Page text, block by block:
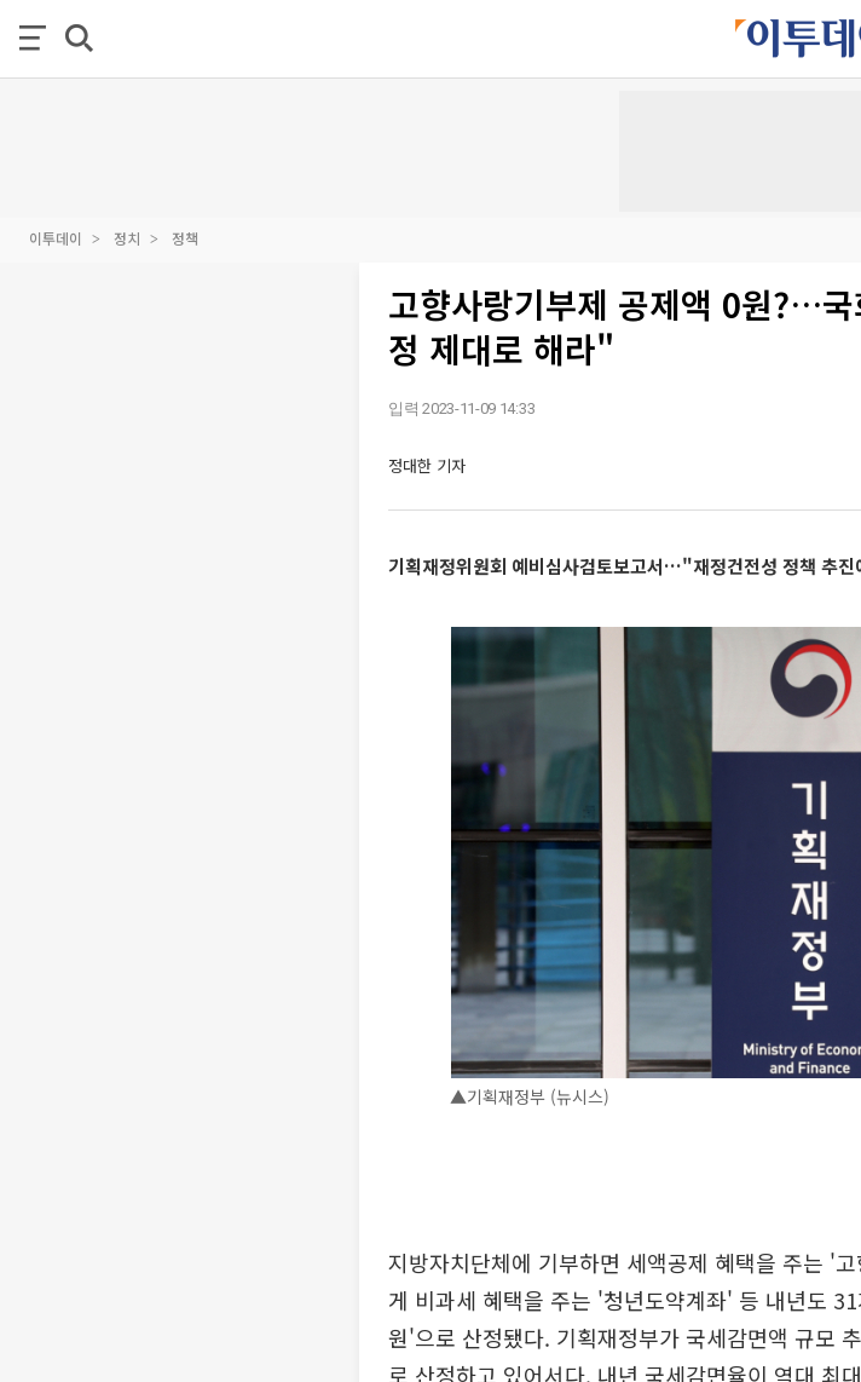
이투데이 정치 정책
고향사랑기부제 공제액 0원?…
정 제대로 해라"
입력 2023-11-09 14:33
정대한 기자
기획재정위원회 예비심사검토보고서…"재정건전성 정책 추
▲기획재정부 (뉴시스)
지방자치단체에 기부하면 세액공제 혜택을 주는 '
게 비과세 혜택을 주는 '청년도약계좌' 등 내년도
원'으로 산정됐다. 기획재정부가 국세감면액 규모
로 산정하고 있어서다. 내년 국세감면율이 역대 최